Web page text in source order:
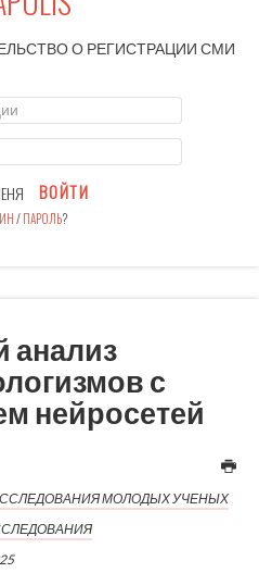
О РЕГИСТРАЦИИСМИ
ВОЙТИ
/ПАРОЛЬ?
анализ
с
нейросетей
МОЛОДЫХ УЧЕНЫХ